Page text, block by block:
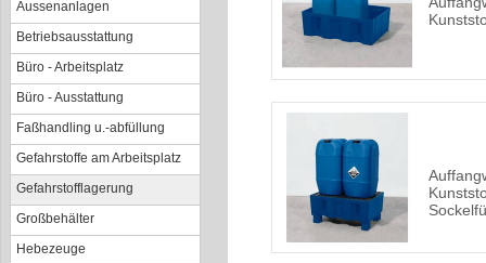
Aussenanlagen
Betriebsausstattung
Büro - Arbeitsplatz
Büro - Ausstattung
Faßhandling u.-abfüllung
Gefahrstoffe am Arbeitsplatz
Gefahrstofflagerung
Großbehälter
Hebezeuge